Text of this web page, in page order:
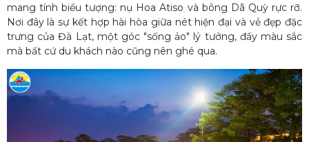
mang tính biểu tượng: nụ Hoa Atiso và bông Dã Quỳ rực rỡ.
Nơi đây là sự kết hợp hài hòa giữa nét hiện đại và vẻ đẹp đặc
trưng của Đà Lạt, một góc "sống ảo" lý tưởng, đầy màu sắc
mà bất cứ du khách nào cũng nên ghé qua.